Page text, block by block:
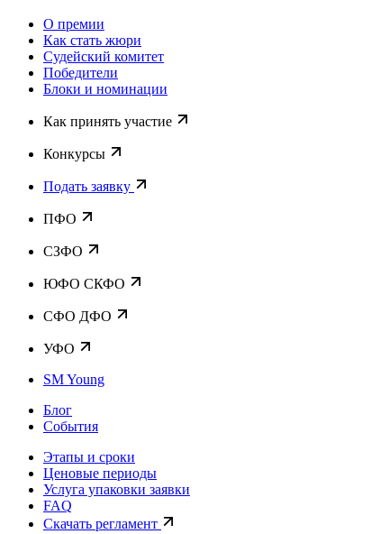
О премии
Как стать жюри
Судейский комитет
Победители
Блоки и номинации
Как принять участие
Конкурсы
Подать заявку
ПФО
СЗФО
ЮФО СКФО
CФО ДФО
УФО
SM Young
Блог
События
Этапы и сроки
Ценовые периоды
Услуга упаковки заявки
FAQ
Скачать регламент